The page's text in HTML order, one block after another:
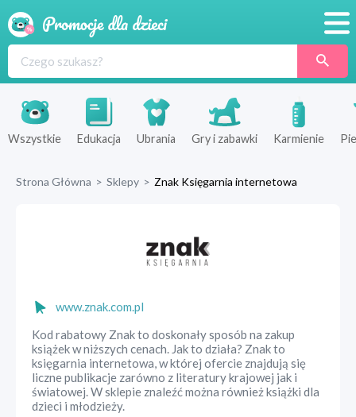
Produkty
Sklepy
Wszystkie Edukacja Ubrania Gry i zabawki Karmienie
Strona Główna > Sklepy > Znak Księgarnia internetowa
www.znak.com.pl
Kod rabatowy Znak to doskonały sposób na zakup
książek w niższych cenach. Jak to działa? Znak to
księgarnia internetowa, w której ofercie znajdują się
liczne publikacje zarówno z literatury krajowej jak i
światowej. W sklepie znaleźć można również książki dla
dzieci i młodzieży.